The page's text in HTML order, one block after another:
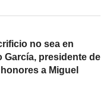
no sea en
García, presidente de
a Miguel